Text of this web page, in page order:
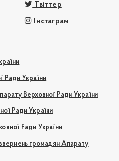
Твіттер
Інстаграм
Ради України
Верховної Ради України
Ради України
Ради України
громадян Апарату